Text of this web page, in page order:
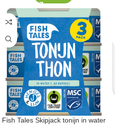
Fish Tales Skipjack tonijn in water